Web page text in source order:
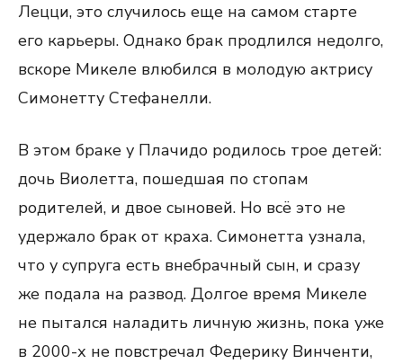
Лецци, это случилось еще на самом старте
его карьеры. Однако брак продлился недолго,
вскоре Микеле влюбился в молодую актрису
Симонетту Стефанелли.
В этом браке у Плачидо родилось трое детей:
дочь Виолетта, пошедшая по стопам
родителей, и двое сыновей. Но всё это не
удержало брак от краха. Симонетта узнала,
что у супруга есть внебрачный сын, и сразу
же подала на развод. Долгое время Микеле
не пытался наладить личную жизнь, пока уже
в 2000-х не повстречал Федерику Винченти,